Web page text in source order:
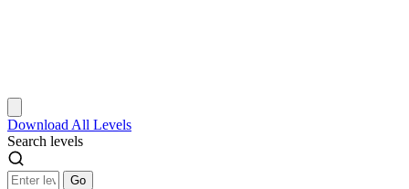
Download All Levels
Search levels
Go